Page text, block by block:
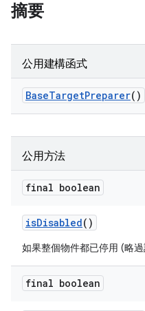
摘要
公用建構函式
BaseTargetPreparer()
公用方法
final boolean
isDisabled()
如果整個物件都已停用 (略
final boolean